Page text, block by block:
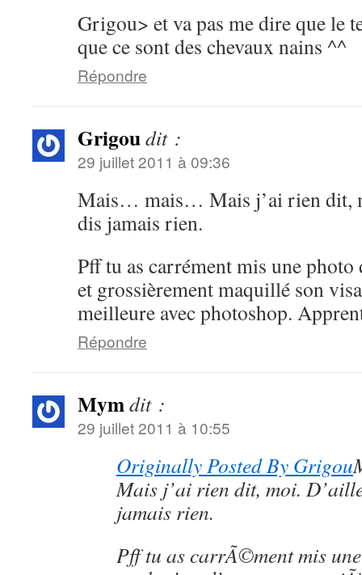
Grigou> et va pas me dire que le
que ce sont des chevaux nains ^^
Répondre
Grigoudit :
29 juillet 2011 à 09:36
Mais… mais… Mais j’ai rien dit,
dis jamais rien.
Pff tu as carrément mis une photo
et grossièrement maquillé son
meilleure avec photoshop.
Répondre
Mymdit :
29 juillet 2011 à 10:55
Originally Posted By Grigou
Mais j’ai rien dit, moi.
jamais rien.
Pff tu as carrÃ©ment mis